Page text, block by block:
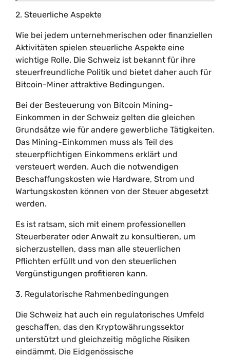
2. Steuerliche Aspekte
Wie bei jedem unternehmerischen oder finanziellen
Aktivitäten spielen steuerliche Aspekte eine
wichtige Rolle. Die Schweiz ist bekannt für ihre
steuerfreundliche Politik und bietet daher auch für
Bitcoin-Miner attraktive Bedingungen.
Bei der Besteuerung von Bitcoin Mining-
Einkommen in der Schweiz gelten die gleichen
Grundsätze wie für andere gewerbliche Tätigkeiten.
Das Mining-Einkommen muss als Teil des
steuerpflichtigen Einkommens erklärt und
versteuert werden. Auch die notwendigen
Beschaffungskosten wie Hardware, Strom und
Wartungskosten können von der Steuer abgesetzt
werden.
Es ist ratsam, sich mit einem professionellen
Steuerberater oder Anwalt zu konsultieren, um
sicherzustellen, dass man alle steuerlichen
Pflichten erfüllt und von den steuerlichen
Vergünstigungen profitieren kann.
3. Regulatorische Rahmenbedingungen
Die Schweiz hat auch ein regulatorisches Umfeld
geschaffen, das den Kryptowährungssektor
unterstützt und gleichzeitig mögliche Risiken
eindämmt. Die Eidgenössische